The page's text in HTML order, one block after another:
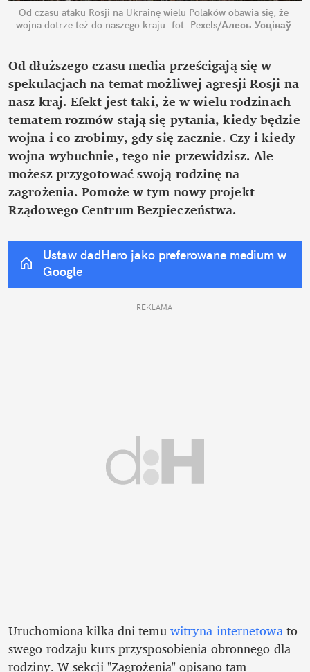
Od czasu ataku Rosji na Ukrainę wielu Polaków obawia się, że
wojna dotrze też do naszego kraju. fot. Pexels/Алесь Усцінаў
Od dłuższego czasu media prześcigają się w
spekulacjach na temat możliwej agresji Rosji na
nasz kraj. Efekt jest taki, że w wielu rodzinach
tematem rozmów stają się pytania, kiedy będzie
wojna i co zrobimy, gdy się zacznie. Czy i kiedy
wojna wybuchnie, tego nie przewidzisz. Ale
możesz przygotować swoją rodzinę na
zagrożenia. Pomoże w tym nowy projekt
Rządowego Centrum Bezpieczeństwa.
Ustaw dadHero jako preferowane medium w
Google
REKLAMA
Uruchomiona kilka dni temu witryna internetowa to
swego rodzaju kurs przysposobienia obronnego dla
rodziny. W sekcji "Zagrożenia" opisano tam